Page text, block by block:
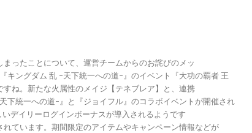
ったことについて、運営チームからのお詫びのメッ
キングダム 乱 -天下統一への道-』のイベント『大功の覇者 王
すね。新たな火属性のメイジ【テネブレア】と、連携
下統一への道-』と『ジョイフル』のコラボイベントが開催され
デイリーログインボーナスが導入されるようです
ています。期間限定のアイテムやキャンペーン情報などが